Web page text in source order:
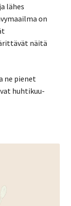
lähes
on
näitä
ne pienet
huhtikuu-